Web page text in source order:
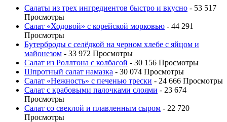
Салаты из трех ингредиентов быстро и вкусно - 53 517
Просмотры
Салат «Ходовой» с корейской морковью - 44 291
Просмотры
Бутерброды с селёдкой на черном хлебе с яйцом и
майонезом - 33 972 Просмотры
Салат из Роллтона с колбасой - 30 156 Просмотры
Шпротный салат намазка - 30 074 Просмотры
Салат «Нежность» с печенью трески - 24 666 Просмотры
Салат с крабовыми палочками слоями - 23 674
Просмотры
Салат со свеклой и плавленным сыром - 22 720
Просмотры